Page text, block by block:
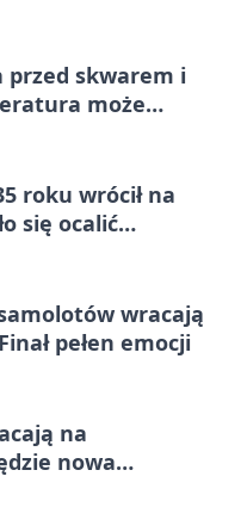
przed skwarem i
może
roku wrócił na
się ocalić
wracają
pełen emocji
na
nowa